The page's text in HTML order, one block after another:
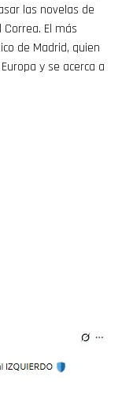
las novelas de
El más
de Madrid, quien
y se acerca a